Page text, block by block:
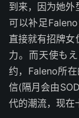
到来，因为她
可以补足
直接就有招牌女
力。而天使も
约，Faleno所
信(隔月会由
代的潮流，现在